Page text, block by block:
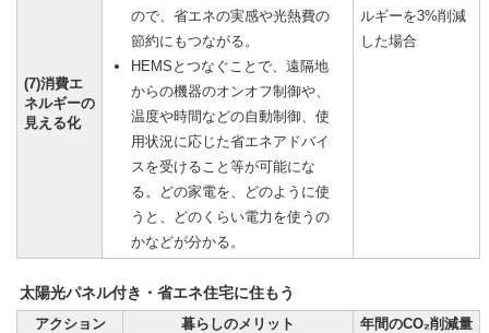
(7)消費エ
ネルギーの
見える化
ので、省エネの実感や光熱費の
節約にもつながる。
HEMSとつなぐことで、遠隔地
からの機器のオンオフ制御や、
温度や時間などの自動制御、使
用状況に応じた省エネアドバイ
スを受けること等が可能にな
る。どの家電を、どのように使
うと、どのくらい電力を使うの
かなどが分かる。
ルギーを3%削減
した場合
太陽光パネル付き・省エネ住宅に住もう
アクション
暮らしのメリット 年間のCO₂削減量